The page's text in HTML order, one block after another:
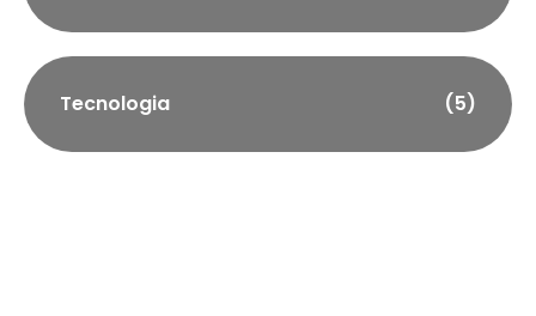
Tecnologia (5)